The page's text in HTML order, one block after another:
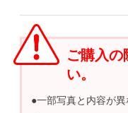
ご購入の
い。
●一部写真と内容が